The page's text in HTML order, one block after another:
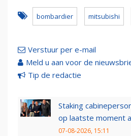
bombardier mitsubishi
Verstuur per e-mail
Meld u aan voor de
Tip de redactie
Staking
op laatste moment
07-08-2026, 15:11